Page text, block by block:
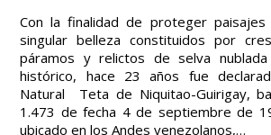
Con la finalidad de proteger paisajes
singular belleza constituidos por
páramos y relictos de selva
histórico, hace 23 años fue
Natural Teta de Niquitao-Guirigay,
1.473 de fecha 4 de septiembre de
ubicado en los Andes venezolanos,…